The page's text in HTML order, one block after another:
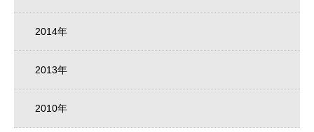
2014年
2013年
2010年